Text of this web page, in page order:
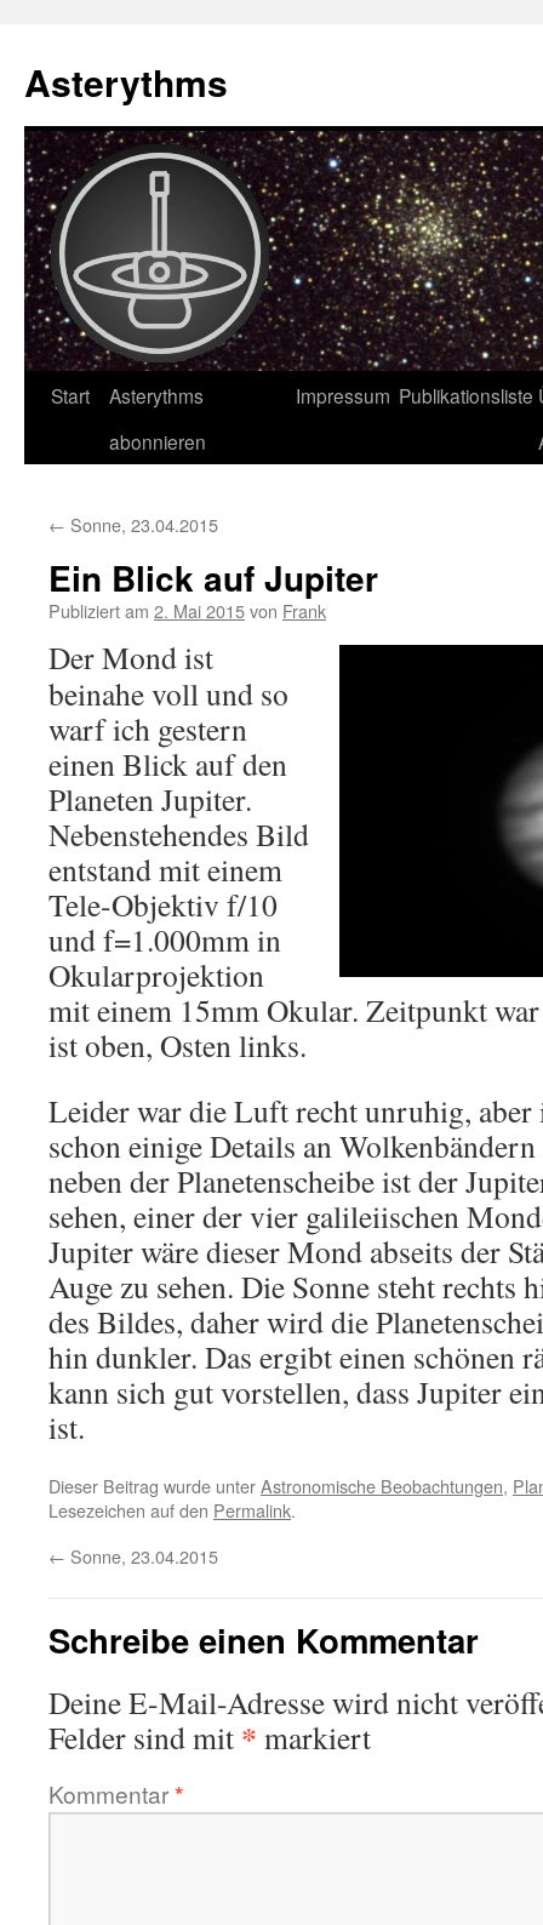
Asterythms
Zum
Start
Asterythms
abonnieren
Impressum Publikationsliste
← Sonne, 23.04.2015
Ein Blick auf Jupiter
Publiziert am 2. Mai 2015von Frank
Der Mond ist
beinahe voll und so
warf ich gestern
einen Blick auf den
Planeten Jupiter.
Nebenstehendes Bild
entstand mit einem
Tele-Objektiv f/10
und f=1.000mm in
Okularprojektion
mit einem 15mm Okular. Zeitpunkt
ist oben, Osten links.
Leider war die Luft recht unruhig, aber
schon einige Details an Wolkenbändern
neben der Planetenscheibe ist der
sehen, einer der vier galileiischen
Jupiter wäre dieser Mond abseits der
Auge zu sehen. Die Sonne steht rechts
des Bildes, daher wird die
hin dunkler. Das ergibt einen schönen
kann sich gut vorstellen, dass Jupiter
ist.
Dieser Beitrag wurde unterAstronomische Beobachtungen,
Lesezeichen auf den Permalink.
← Sonne, 23.04.2015
Schreibe einen Kommentar
Deine E-Mail-Adresse wird nicht
Felder sind mit * markiert
Kommentar*